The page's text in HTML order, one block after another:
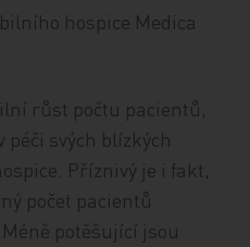
hospice Medica
růst počtu pacientů,
svých blízkých
Příznivý je i fakt,
počet pacientů
potěšující jsou